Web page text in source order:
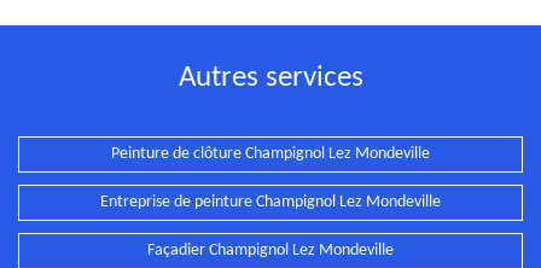
Autres services
Peinture de clôture Champignol Lez Mondeville
Entreprise de peinture Champignol Lez Mondeville
Façadier Champignol Lez Mondeville